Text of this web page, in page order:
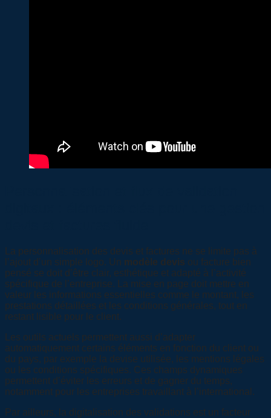
La personnalisation des devis et factures ne se limite pas à
l’ajout d’un simple logo. Un modèle devis ou facture bien
pensé se doit d’être clair, esthétique et adapté à l’activité
spécifique de l’entreprise. La mise en page doit mettre en
valeur les informations essentielles comme le montant, les
prestations détaillées et les conditions générales, tout en
restant lisible pour le client.
Les outils actuels permettent aussi d’adapter
automatiquement certains éléments en fonction du client ou
du pays, par exemple la devise utilisée, les mentions légales
ou les conditions spécifiques. Ces champs dynamiques
permettent d’éviter les erreurs et de gagner du temps,
notamment pour les entreprises travaillant à l’international.
Par ailleurs, la digitalisation des validations est un facteur